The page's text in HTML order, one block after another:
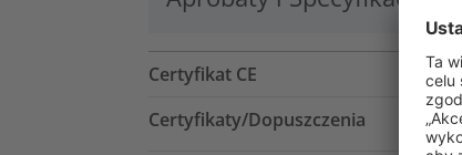
Certyfikat CE
Certyfikaty/Dopuszczenia